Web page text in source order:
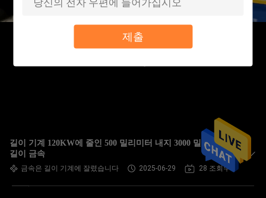
제출
길이 기계 120KW에 줄인 500 밀리미터 내지 3000 밀리미터
길이 금속
금속은 길이 기계에 잘렸습니다 2025-06-29 28 조회수